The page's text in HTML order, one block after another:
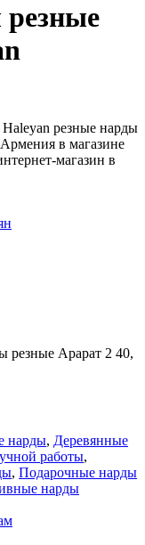
резные нарды
в магазине
магазин в
резные Арарат 2 40,
нарды, Деревянные
работы,
, Подарочные нарды
нарды